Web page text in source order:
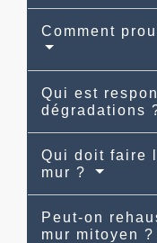
Comment
Qui est
dégradations
Qui doit faire
mur ?
Peut-on
mur mitoyen ?